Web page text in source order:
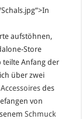
In
aufstöhnen,
Store
teilte Anfang der
über zwei
Accessoires des
von
Schmuck